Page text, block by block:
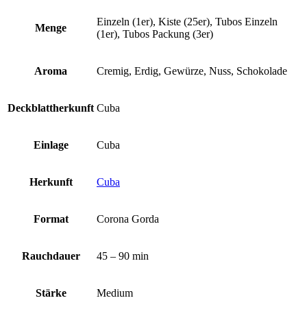
Menge
Einzeln (1er), Kiste (25er), Tubos Einzeln
(1er), Tubos Packung (3er)
Aroma Cremig, Erdig, Gewürze, Nuss, Schokolade
Deckblattherkunft Cuba
Einlage Cuba
Herkunft Cuba
Format Corona Gorda
Rauchdauer 45 – 90 min
Stärke Medium